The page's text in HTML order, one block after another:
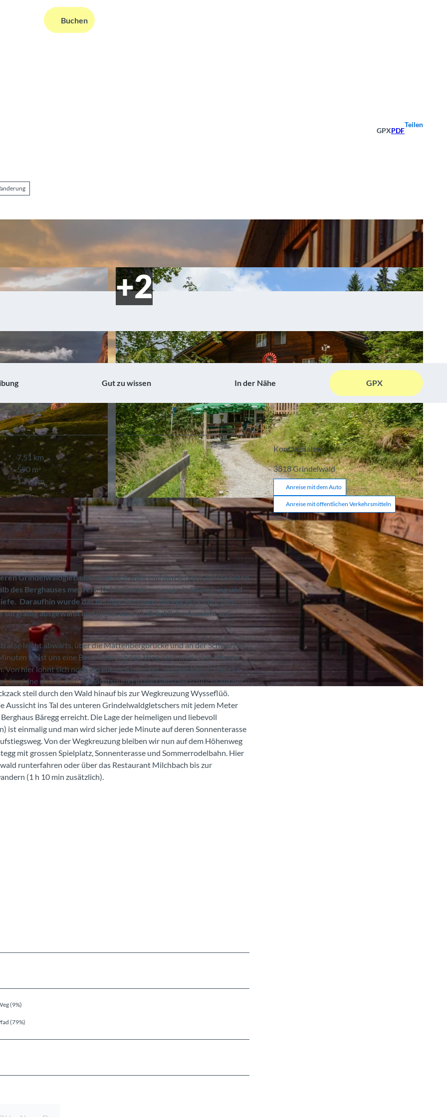
Suche Buchen
GPXPDF
Teilen
© Berne Rando, Berner Wanderwege
Gut zu wissen In der Nähe GPX
7,51 km
590 m
1.774 m
Grindelwaldgletschers hat sich während den letzten Jahrzehnten
des Berghauses mehrere Kubik Gesteinsmassen in Bewegung und
Daraufhin wurde das heutige Berghaus Bäregg errichtet. Der
ausgewählt und bietet eine eindrückliche Aussicht auf
leicht abwärts, über die Mättenbergbrücke und an der Schwarzen
weist uns eine Beschilderung den Weg nach links über Wiesen
hier lohnt sich noch ein kurzer Abstecher zu einer kleinen Brücke
Lütschine und zu dem Aussichtspunkt in die Gletscherschlucht auf der
steil durch den Wald hinauf bis zur Wegkreuzung Wysseflüö.
Aussicht ins Tal des unteren Grindelwaldgletschers mit jedem Meter
Bäregg erreicht. Die Lage der heimeligen und liebevoll
ist einmalig und man wird sicher jede Minute auf deren Sonnenterasse
Von der Wegkreuzung bleiben wir nun auf dem Höhenweg
mit grossen Spielplatz, Sonnenterasse und Sommerrodelbahn. Hier
runterfahren oder über das Restaurant Milchbach bis zur
(1 h 10 min zusätzlich).
(9%)
(79%)
Kontaktdaten
3818Grindelwald
Anreise mit dem Auto
Anreise mit öffentlichen Verkehrsmitteln